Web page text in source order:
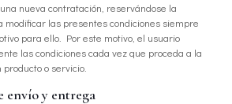
nueva contratación, reservándose la
modificar las presentes condiciones siempre
para ello. Por este motivo, el usuario
las condiciones cada vez que proceda a la
o servicio.
envío y entrega